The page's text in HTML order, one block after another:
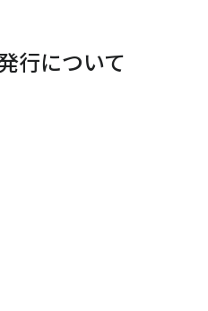
行について